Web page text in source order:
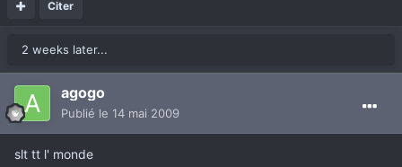
Citer
2 weeks later...
agogo
Publié le 14 mai 2009
slt tt l' monde